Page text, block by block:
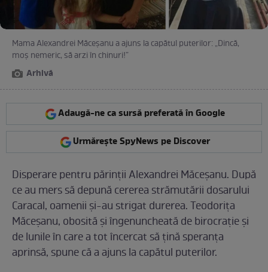
Mama Alexandrei Măceșanu a ajuns la capătul puterilor: „Dincă,
moș nemeric, să arzi în chinuri!”
Arhivă
Adaugă-ne ca sursă preferată în Google
Urmărește SpyNews pe Discover
Disperare pentru părinții Alexandrei Măceșanu. După
ce au mers să depună cererea strămutării dosarului
Caracal, oamenii și-au strigat durerea. Teodorița
Măceșanu, obosită și îngenuncheată de birocrație și
de lunile în care a tot încercat să țină speranța
aprinsă, spune că a ajuns la capătul puterilor.